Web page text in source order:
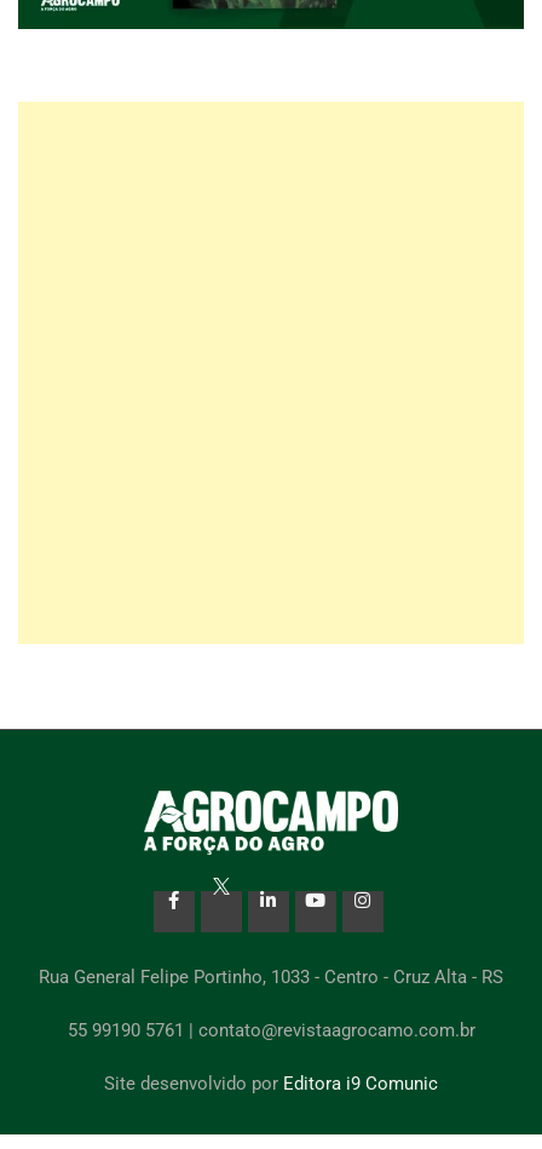
Rua General Felipe Portinho, 1033 - Centro - Cruz Alta - RS
55 99190 5761 | contato@revistaagrocamo.com.br
Site desenvolvido por Editora i9 Comunic